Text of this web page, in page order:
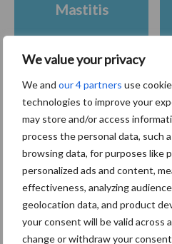
We value your privacy
We and our 4 partners use
technologies to improve your
may store and/or access
process the personal data, such
browsing data, for purposes like
personalized ads and content,
effectiveness, analyzing
geolocation data, and product
your consent will be valid across
change or withdraw your
Primaire
Sidebar
Recent nieuws
7 aug
droogte en
Mastitis
Toon